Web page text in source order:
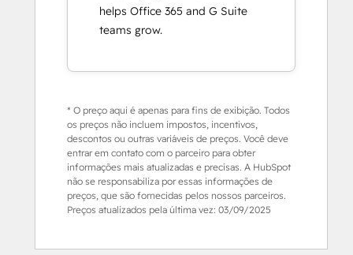
helps Office 365 and G Suite
teams grow.
* O preço aqui é apenas para fins de exibição. Todos
os preços não incluem impostos, incentivos,
descontos ou outras variáveis de preços. Você deve
entrar em contato com o parceiro para obter
informações mais atualizadas e precisas. A HubSpot
não se responsabiliza por essas informações de
preços, que são fornecidas pelos nossos parceiros.
Preços atualizados pela última vez: 03/09/2025